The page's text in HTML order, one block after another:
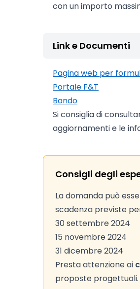
con un importo
Link e Documenti
Pagina web per
Portale F&T
Bando
Si consiglia di
aggiornamenti e le
Consigli degli
La domanda può
scadenza previste
30 settembre 2024
15 novembre 2024
31 dicembre 2024
Presta attenzione ai
proposte